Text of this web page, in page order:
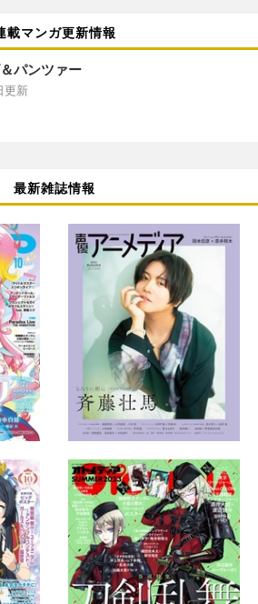
載マンガ更新情報
パンツァー
更新
最新雑誌情報